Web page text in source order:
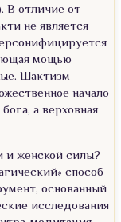
В отличие от
не является
мощью
Шактизм
начало
а верховная
и женской силы?
способ
основанный
исследования